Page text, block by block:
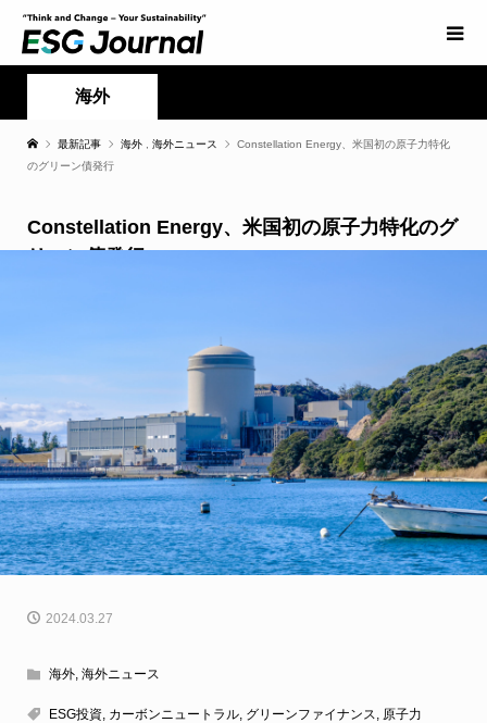
海外
最新記事 海外 海外ニュース
Constellation Energy、米国初の原子力特化
のグリーン債発行
Constellation Energy、米国初の原子力特化のグ
リーン債発行
2024.03.27
海外, 海外ニュース
ESG投資, カーボンニュートラル, グリーンファイナンス 原子力